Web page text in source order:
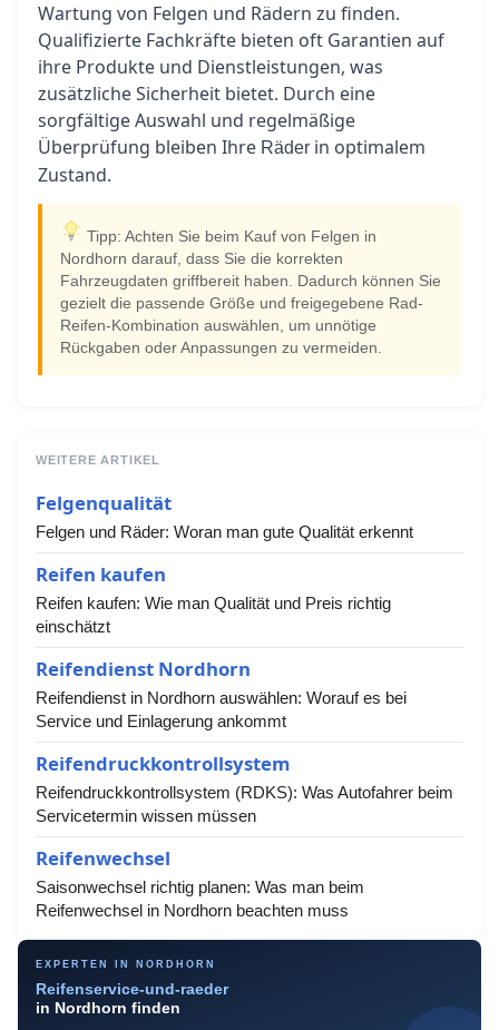
Wartung von Felgen und Rädern zu finden.
Qualifizierte Fachkräfte bieten oft Garantien auf
ihre Produkte und Dienstleistungen, was
zusätzliche Sicherheit bietet. Durch eine
sorgfältige Auswahl und regelmäßige
Überprüfung bleiben Ihre Räder in optimalem
Zustand.
Tipp: Achten Sie beim Kauf von Felgen in
Nordhorn darauf, dass Sie die korrekten
Fahrzeugdaten griffbereit haben. Dadurch können Sie
gezielt die passende Größe und freigegebene Rad-
Reifen-Kombination auswählen, um unnötige
Rückgaben oder Anpassungen zu vermeiden.
WEITERE ARTIKEL
Felgenqualität
Felgen und Räder: Woran man gute Qualität erkennt
Reifen kaufen
Reifen kaufen: Wie man Qualität und Preis richtig
einschätzt
Reifendienst Nordhorn
Reifendienst in Nordhorn auswählen: Worauf es bei
Service und Einlagerung ankommt
Reifendruckkontrollsystem
Reifendruckkontrollsystem (RDKS): Was Autofahrer beim
Servicetermin wissen müssen
Reifenwechsel
Saisonwechsel richtig planen: Was man beim
Reifenwechsel in Nordhorn beachten muss
EXPERTEN IN NORDHORN
Reifenservice-und-raeder
in Nordhorn finden